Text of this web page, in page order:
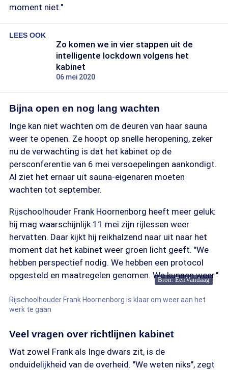
moment niet."
LEES OOK
Zo komen we in vier stappen uit de
intelligente lockdown volgens het
kabinet
06 mei 2020
Bijna open en nog lang wachten
Inge kan niet wachten om de deuren van haar sauna
weer te openen. Ze hoopt op snelle heropening, zeker
nu de verwachting is dat het kabinet op de
persconferentie van 6 mei versoepelingen aankondigt.
Al ziet het ernaar uit sauna-eigenaren moeten
wachten tot september.
Rijschoolhouder Frank Hoornenborg heeft meer geluk:
hij mag waarschijnlijk 11 mei zijn rijlessen weer
hervatten. Daar kijkt hij reikhalzend naar uit naar het
moment dat het kabinet weer groen licht geeft. "We
hebben perspectief nodig. We hebben een protocol
opgesteld en maatregelen genomen. We kunnen weer."
Bron: EenVandaag
Rijschoolhouder Frank Hoornenborg is klaar om weer aan het
werk te gaan
Veel vragen over richtlijnen kabinet
Wat zowel Frank als Inge dwars zit, is de
onduidelijkheid van de overheid. "We weten niks", zegt